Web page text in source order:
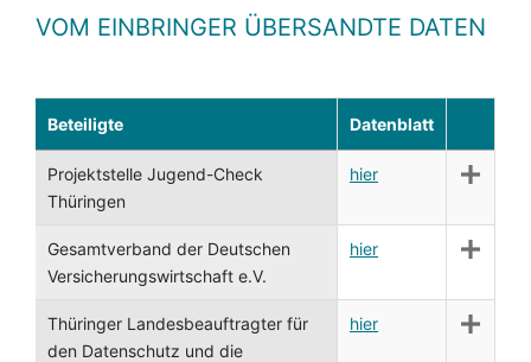
VOM EINBRINGER ÜBERSANDTE DATEN
Beteiligte Datenblatt
Projektstelle Jugend-Check
Thüringen
hier
Gesamtverband der Deutschen
Versicherungswirtschaft e.V.
hier
Thüringer Landesbeauftragter für
den Datenschutz und die
hier